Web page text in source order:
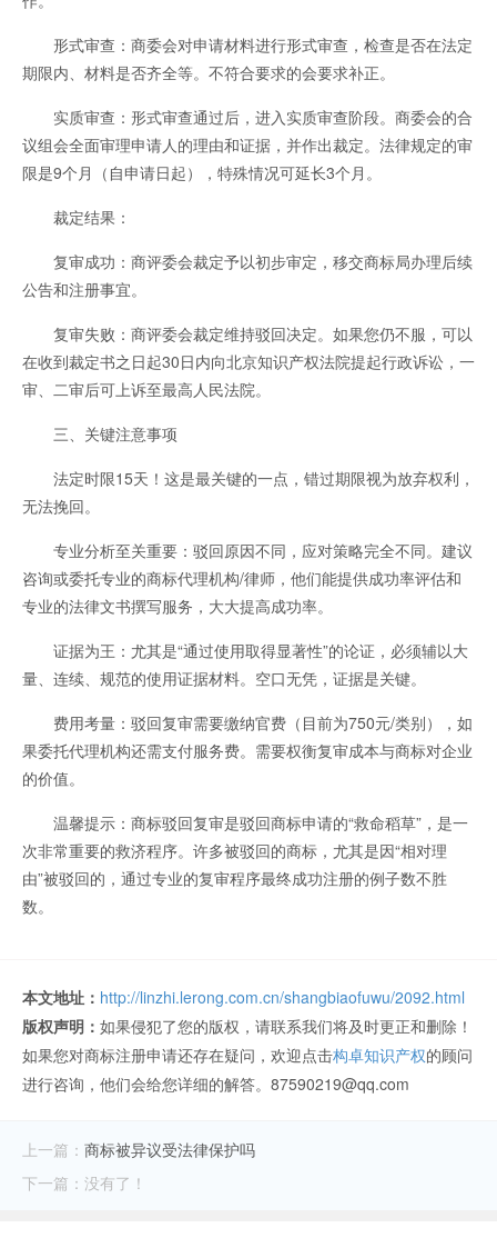
形式审查：商委会对申请材料进行形式审查，检查是否在法定
期限内、材料是否齐全等。不符合要求的会要求补正。
实质审查：形式审查通过后，进入实质审查阶段。商委会的合
议组会全面审理申请人的理由和证据，并作出裁定。法律规定的审
限是9个月（自申请日起），特殊情况可延长3个月。
裁定结果：
复审成功：商评委会裁定予以初步审定，移交商标局办理后续
公告和注册事宜。
复审失败：商评委会裁定维持驳回决定。如果您仍不服，可以
在收到裁定书之日起30日内向北京知识产权法院提起行政诉讼，一
审、二审后可上诉至最高人民法院。
三、关键注意事项
法定时限15天！这是最关键的一点，错过期限视为放弃权利，
无法挽回。
专业分析至关重要：驳回原因不同，应对策略完全不同。建议
咨询或委托专业的商标代理机构/律师，他们能提供成功率评估和
专业的法律文书撰写服务，大大提高成功率。
证据为王：尤其是“通过使用取得显著性”的论证，必须辅以大
量、连续、规范的使用证据材料。空口无凭，证据是关键。
费用考量：驳回复审需要缴纳官费（目前为750元/类别），如
果委托代理机构还需支付服务费。需要权衡复审成本与商标对企业
的价值。
温馨提示：商标驳回复审是驳回商标申请的“救命稻草”，是一
次非常重要的救济程序。许多被驳回的商标，尤其是因“相对理
由”被驳回的，通过专业的复审程序最终成功注册的例子数不胜
数。
本文地址： http://linzhi.lerong.com.cn/shangbiaofuwu/2092.html
版权声明： 如果侵犯了您的版权，请联系我们将及时更正和删除！
如果您对商标注册申请还存在疑问，欢迎点击构卓知识产权的顾问
进行咨询，他们会给您详细的解答。87590219@qq.com
上一篇： 商标被异议受法律保护吗
下一篇：没有了！